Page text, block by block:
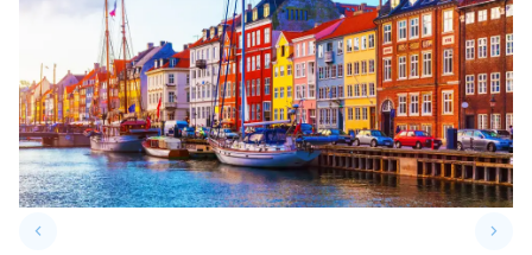
keyboard_arrow_leftPrevious slide keyboard_arrow_right